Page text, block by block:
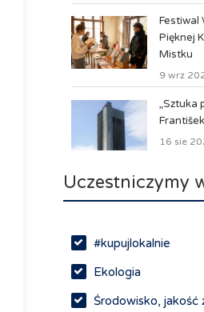
Festiwal
Pięknej
Mistku
9 wrz
„Sztuka
16 sie
Uczestniczymy
#kupujlokalnie
Ekologia
Środowisko, jakość